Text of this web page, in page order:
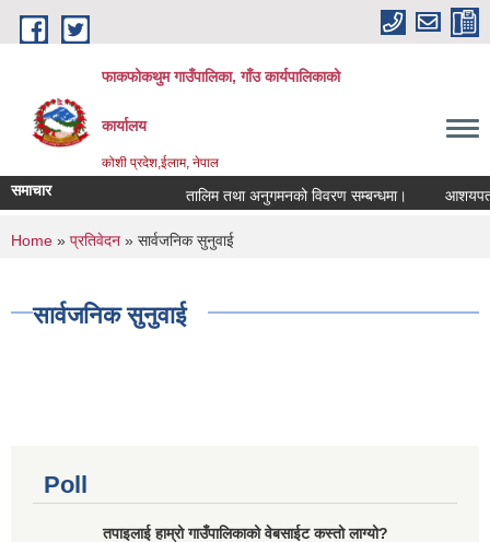
Skip to main content
फाकफोकथुम गाउँपालिका, गाँउ कार्यपालिकाको
कार्यालय
कोशी प्रदेश,ईलाम, नेपाल
समाचार तालिम तथा अनुगमनको विवरण सम्बन्धमा। आशयपत्र
You are here
Home » प्रतिवेदन » सार्वजनिक सुनुवाई
सार्वजनिक सुनुवाई
Poll
तपाइलाई हाम्रो गाउँपालिकाको वेबसाईट कस्तो लाग्यो?